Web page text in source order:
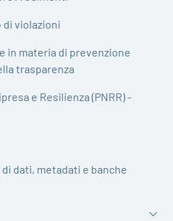
violazioni
in materia di prevenzione
trasparenza
e Resilienza (PNRR) -
dati, metadati e banche